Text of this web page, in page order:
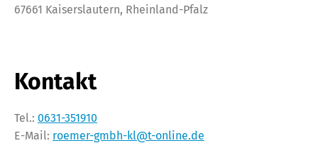
67661 Kaiserslautern, Rheinland-Pfalz
Kontakt
Tel.: 0631-351910
E-Mail: roemer-gmbh-kl@t-online.de